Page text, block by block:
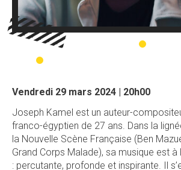
Vendredi 29 mars 2024 | 20h00
Joseph Kamel est un auteur-
franco-égyptien de 27 ans. Dans la
la Nouvelle Scène Française (Ben
Grand Corps Malade), sa musique est à
: percutante, profonde et inspirante. Il